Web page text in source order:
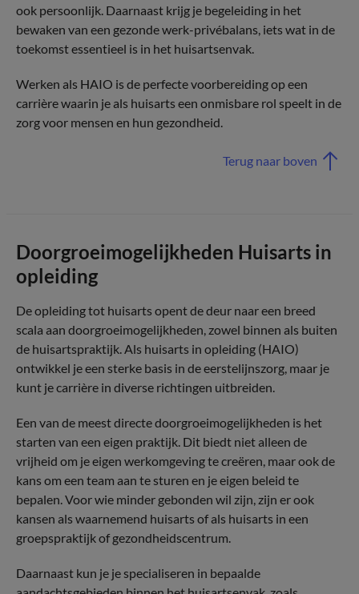
ook persoonlijk. Daarnaast krijg je begeleiding in het
bewaken van een gezonde werk-privébalans, iets wat in de
toekomst essentieel is in het huisartsenvak.
Werken als HAIO is de perfecte voorbereiding op een
carrière waarin je als huisarts een onmisbare rol speelt in de
zorg voor mensen en hun gezondheid.
Terug naar boven
Doorgroeimogelijkheden Huisarts in
opleiding
De opleiding tot huisarts opent de deur naar een breed
scala aan doorgroeimogelijkheden, zowel binnen als buiten
de huisartspraktijk. Als huisarts in opleiding (HAIO)
ontwikkel je een sterke basis in de eerstelijnszorg, maar je
kunt je carrière in diverse richtingen uitbreiden.
Een van de meest directe doorgroeimogelijkheden is het
starten van een eigen praktijk. Dit biedt niet alleen de
vrijheid om je eigen werkomgeving te creëren, maar ook de
kans om een team aan te sturen en je eigen beleid te
bepalen. Voor wie minder gebonden wil zijn, zijn er ook
kansen als waarnemend huisarts of als huisarts in een
groepspraktijk of gezondheidscentrum.
Daarnaast kun je je specialiseren in bepaalde